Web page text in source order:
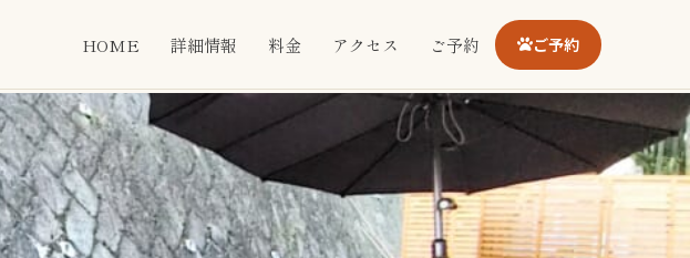
HOME 詳細情報 料金 アクセス ご予約 ご予約